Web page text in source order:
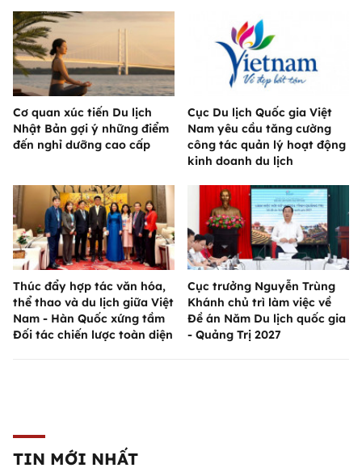
Cơ quan xúc tiến Du lịch
Nhật Bản gợi ý những điểm
đến nghỉ dưỡng cao cấp
Cục Du lịch Quốc gia Việt
Nam yêu cầu tăng cường
công tác quản lý hoạt động
kinh doanh du lịch
Thúc đẩy hợp tác văn hóa,
thể thao và du lịch giữa Việt
Nam - Hàn Quốc xứng tầm
Đối tác chiến lược toàn diện
Cục trưởng Nguyễn Trùng
Khánh chủ trì làm việc về
Đề án Năm Du lịch quốc gia
- Quảng Trị 2027
TIN MỚI NHẤT